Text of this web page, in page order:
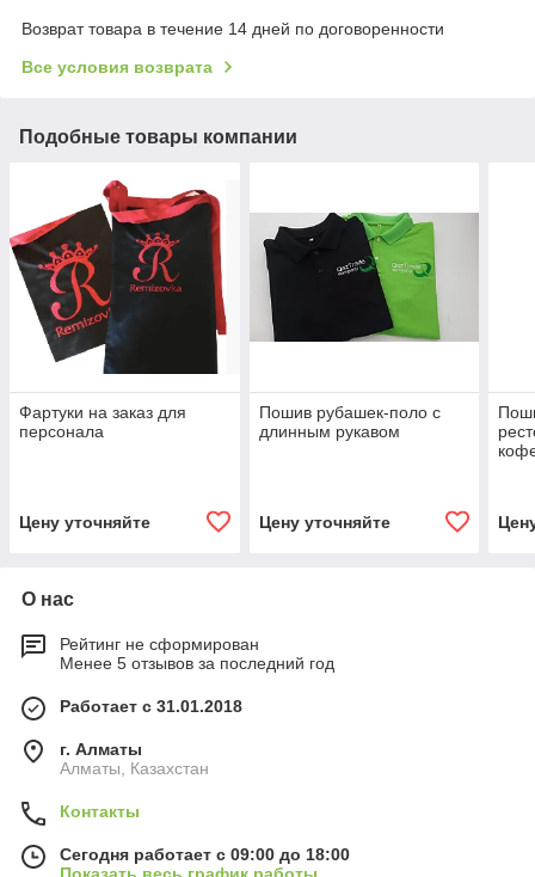
Возврат товара в течение 14 дней по договоренности
Все условия возврата
Подобные товары компании
Фартуки на заказ для
персонала
Цену уточняйте
Пошив рубашек-поло с
длинным рукавом
Цену уточняйте
О нас
Рейтинг не сформирован
Менее 5 отзывов за последний год
Работает с 31.01.2018
г. Алматы
Алматы, Казахстан
Контакты
Сегодня работает с 09:00 до 18:00